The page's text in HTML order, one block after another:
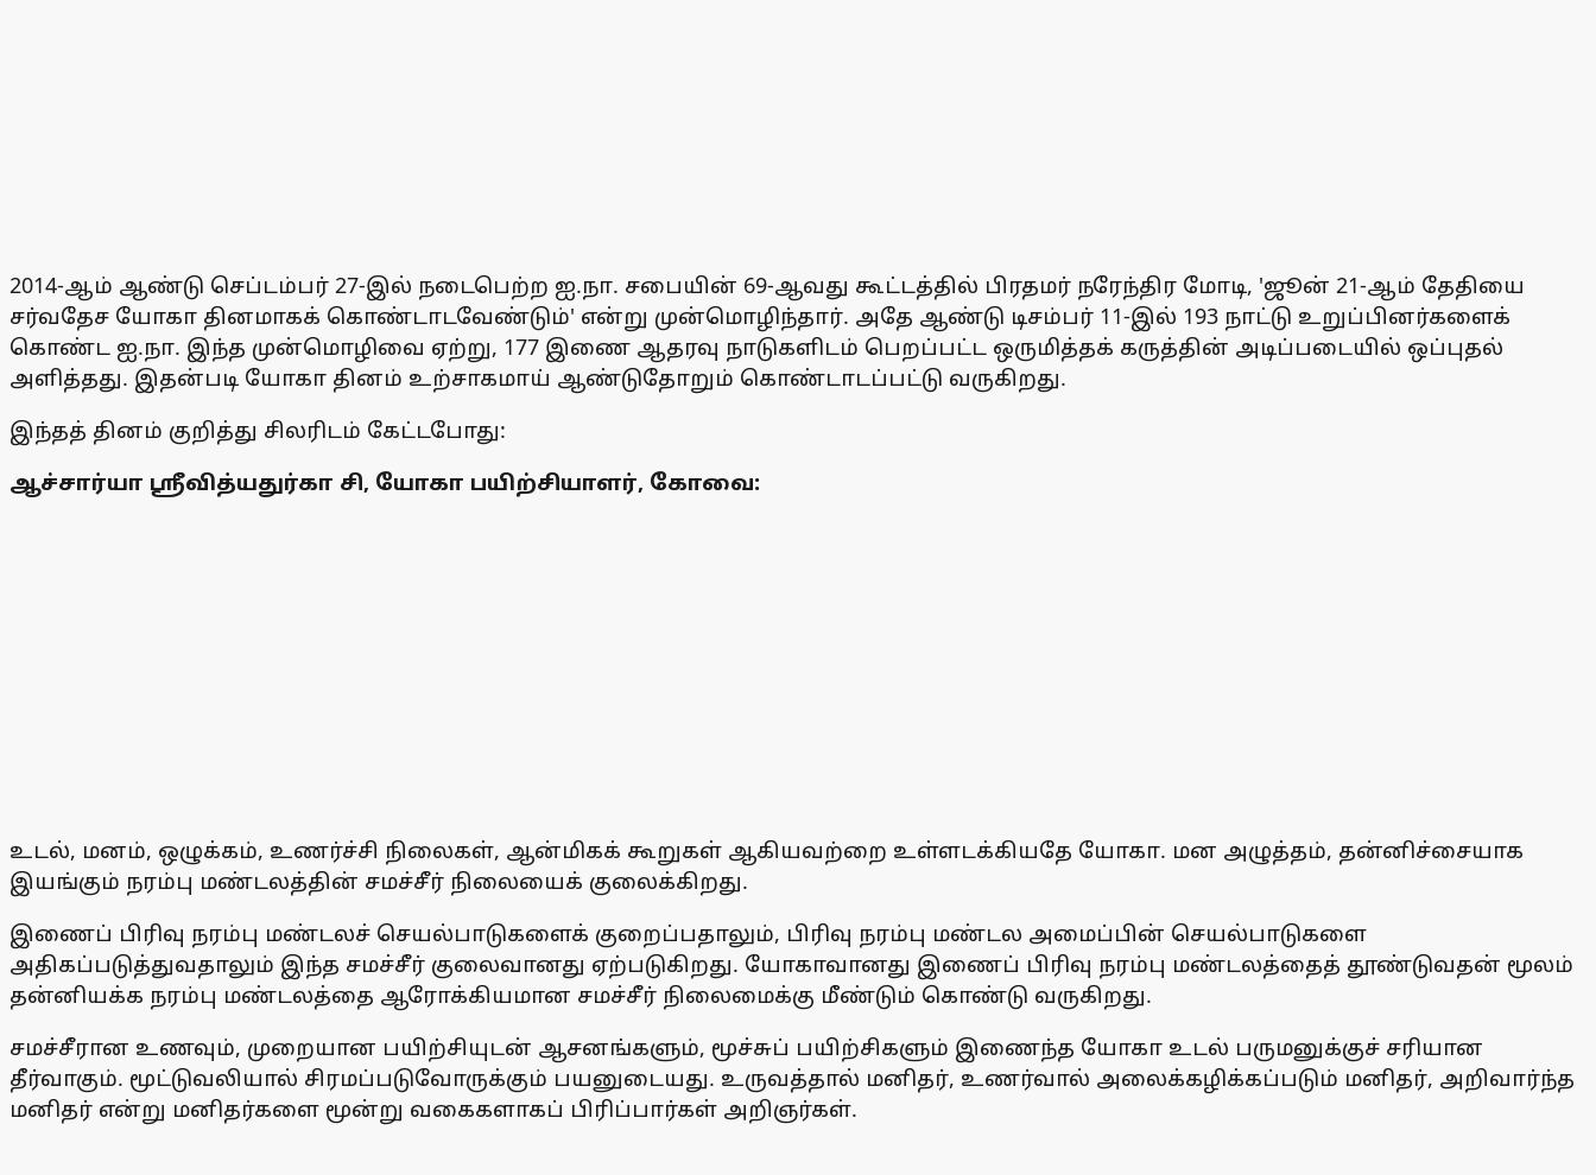
2014-ஆம் ஆண்டு செப்டம்பர் 27-இல் நடைபெற்ற ஐ.நா. சபையின் 69-ஆவது கூட்டத்தில் பிரதமர் நரேந்திர மோடி, 'ஜூன் 21-ஆம் தேதியை
சர்வதேச யோகா தினமாகக் கொண்டாடவேண்டும்' என்று முன்மொழிந்தார். அதே ஆண்டு டிசம்பர் 11-இல் 193 நாட்டு உறுப்பினர்களைக்
கொண்ட ஐ.நா. இந்த முன்மொழிவை ஏற்று, 177 இணை ஆதரவு நாடுகளிடம் பெறப்பட்ட ஒருமித்தக் கருத்தின் அடிப்படையில் ஒப்புதல்
அளித்தது. இதன்படி யோகா தினம் உற்சாகமாய் ஆண்டுதோறும் கொண்டாடப்பட்டு வருகிறது.
இந்தத் தினம் குறித்து சிலரிடம் கேட்டபோது:
ஆச்சார்யா ஸ்ரீவித்யதுர்கா சி, யோகா பயிற்சியாளர், கோவை:
உடல், மனம், ஒழுக்கம், உணர்ச்சி நிலைகள், ஆன்மிகக் கூறுகள் ஆகியவற்றை உள்ளடக்கியதே யோகா. மன அழுத்தம், தன்னிச்சையாக
இயங்கும் நரம்பு மண்டலத்தின் சமச்சீர் நிலையைக் குலைக்கிறது.
இணைப் பிரிவு நரம்பு மண்டலச் செயல்பாடுகளைக் குறைப்பதாலும், பிரிவு நரம்பு மண்டல அமைப்பின் செயல்பாடுகளை
அதிகப்படுத்துவதாலும் இந்த சமச்சீர் குலைவானது ஏற்படுகிறது. யோகாவானது இணைப் பிரிவு நரம்பு மண்டலத்தைத் தூண்டுவதன் மூலம்
தன்னியக்க நரம்பு மண்டலத்தை ஆரோக்கியமான சமச்சீர் நிலைமைக்கு மீண்டும் கொண்டு வருகிறது.
சமச்சீரான உணவும், முறையான பயிற்சியுடன் ஆசனங்களும், மூச்சுப் பயிற்சிகளும் இணைந்த யோகா உடல் பருமனுக்குச் சரியான
தீர்வாகும். மூட்டுவலியால் சிரமப்படுவோருக்கும் பயனுடையது. உருவத்தால் மனிதர், உணர்வால் அலைக்கழிக்கப்படும் மனிதர், அறிவார்ந்த
மனிதர் என்று மனிதர்களை மூன்று வகைகளாகப் பிரிப்பார்கள் அறிஞர்கள்.